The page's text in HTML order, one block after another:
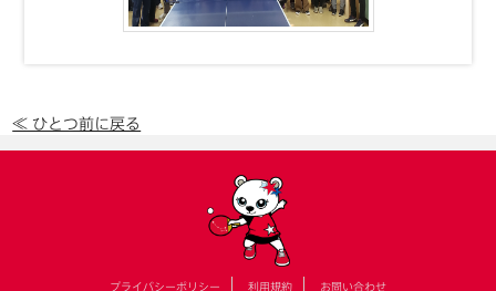
≪ ひとつ前に戻る
プライバシーポリシー 利用規約 お問い合わせ